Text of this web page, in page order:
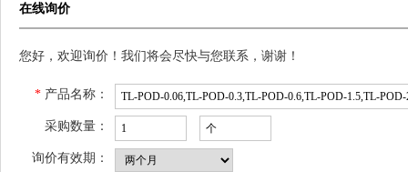
YBT-4 YBT-5.5
在线询价
您好，欢迎询价！我们将会尽快与您联系，谢谢！
* 产品名称：
采购数量：
询价有效期：